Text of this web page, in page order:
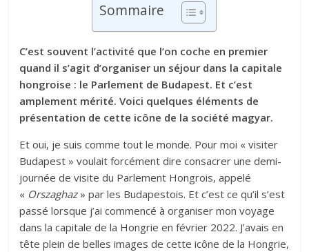
Sommaire
C’est souvent l’activité que l’on coche en premier
quand il s’agit d’organiser un séjour dans la capitale
hongroise : le Parlement de Budapest. Et c’est
amplement mérité. Voici quelques éléments de
présentation de cette icône de la société magyar.
Et oui, je suis comme tout le monde. Pour moi « visiter
Budapest » voulait forcément dire consacrer une demi-
journée de visite du Parlement Hongrois, appelé
« Orszaghaz» par les Budapestois. Et c’est ce qu’il s’est
passé lorsque j’ai commencé à organiser mon voyage
dans la capitale de la Hongrie en février 2022. J’avais en
tête plein de belles images de cette icône de la Hongrie,